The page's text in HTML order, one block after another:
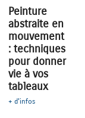
Peinture
abstraite en
mouvement
: techniques
pour donner
vie à vos
tableaux
+ d'infos